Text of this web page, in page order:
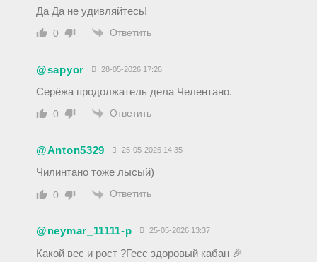
Да Да не удивляйтесь!
0 Ответить
@sapyor 28-05-2026 17:26
Серёжа продолжатель дела Челентано.
0 Ответить
@Anton5329 25-05-2026 14:35
Чилинтано тоже лысый)
0 Ответить
@neymar_11111-p 25-05-2026 13:37
Какой вес и рост ?Гесс здоровый кабан 🎉